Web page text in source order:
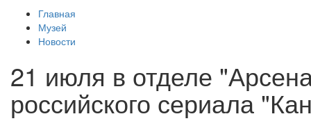
Главная
Музей
Новости
21 июля в отделе
российского сериала